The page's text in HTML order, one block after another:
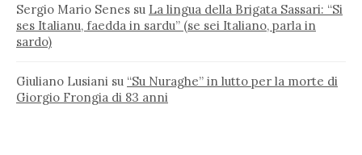
Sergio Mario Senes su La lingua della Brigata Sassari: “Si
ses Italianu, faedda in sardu” (se sei Italiano, parla in
sardo)
Giuliano Lusiani su “Su Nuraghe” in lutto per la morte di
Giorgio Frongia di 83 anni